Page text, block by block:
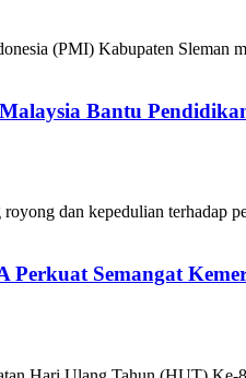
(PMI) Kabupaten Sleman
Bantu
dan kepedulian terhadap
Perkuat Semangat